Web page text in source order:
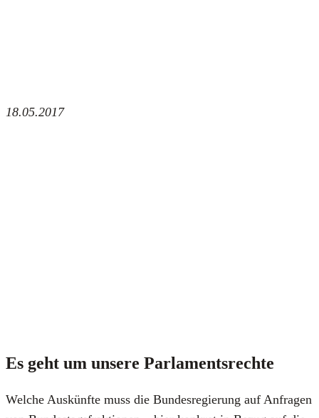
18.05.2017
Es geht um unse­re Par­la­ments­rech­te
Wel­che Aus­künf­te muss die Bun­des­re­gie­rung auf Anfra­gen